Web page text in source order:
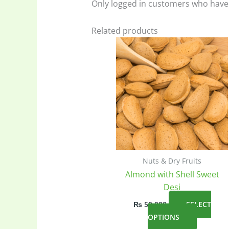
Only logged in customers who
Related products
Nuts & Dry Fruits
Almond with Shell Sweet
Desi
₨50,000
SELECT
OPTIONS
This